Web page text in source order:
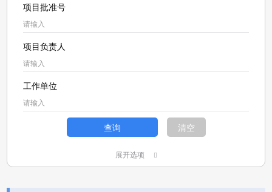
项目批准号
项目负责人
工作单位
查询 清空
展开选项